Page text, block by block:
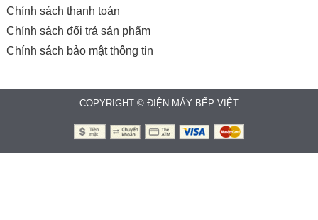
Chính sách thanh toán
Chính sách đổi trả sản phẩm
Chính sách bảo mật thông tin
COPYRIGHT © ĐIỆN MÁY BẾP VIỆT